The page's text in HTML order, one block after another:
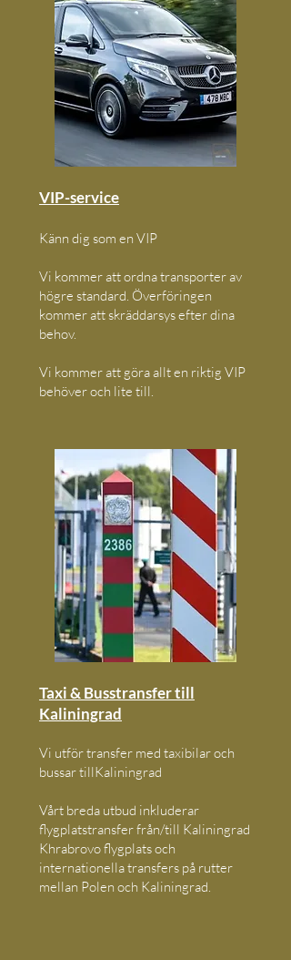
VIP-service
Känn dig som en VIP
Vi kommer att ordna transporter av
högre standard. Överföringen
kommer att skräddarsys efter dina
behov.
Vi kommer att göra allt en riktig VIP
behöver och lite till.
Taxi & Busstransfer till
Kaliningrad
Vi utför transfer med taxibilar och
bussar tillKaliningrad
Vårt breda utbud inkluderar
flygplatstransfer från/till Kaliningrad
Khrabrovo flygplats och
internationella transfers på rutter
mellan Polen och Kaliningrad.​